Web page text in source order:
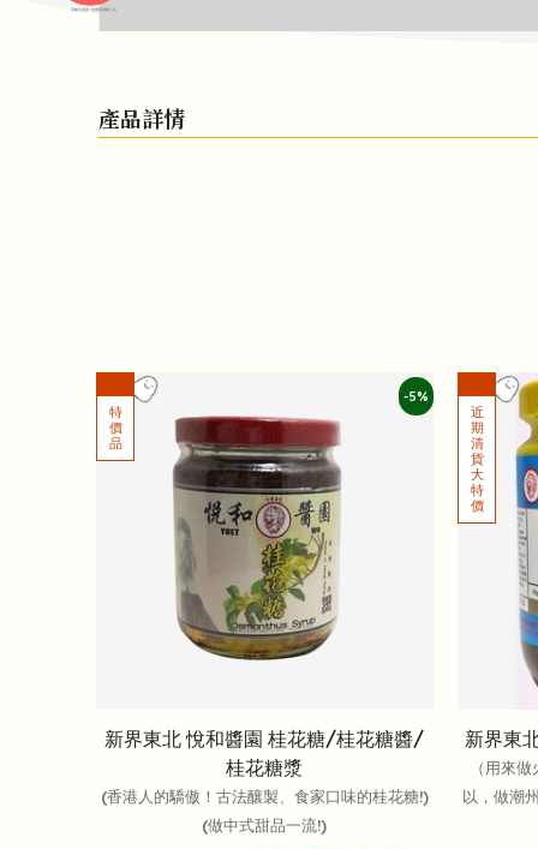
頭像生成器: 快樂家庭網上店
產品詳情
-5%
新界東北 悅和醬園 桂花糖/桂花糖醬/
桂花糖漿
(香港人的驕傲！古法釀製、食家口味的桂花糖!)
(做中式甜品一流!)
新界東
（用來
以，做潮